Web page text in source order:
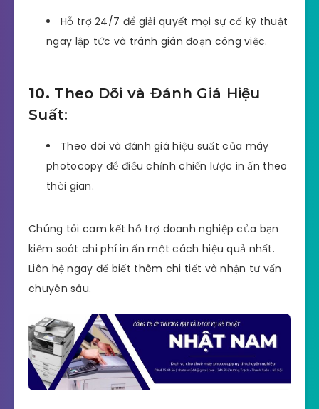
Hỗ trợ 24/7 để giải quyết mọi sự cố kỹ thuật
ngay lập tức và tránh gián đoạn công việc.
10. Theo Dõi và Đánh Giá Hiệu
Suất:
Theo dõi và đánh giá hiệu suất của máy
photocopy để điều chỉnh chiến lược in ấn theo
thời gian.
Chúng tôi cam kết hỗ trợ doanh nghiệp của bạn
kiểm soát chi phí in ấn một cách hiệu quả nhất.
Liên hệ ngay để biết thêm chi tiết và nhận tư vấn
chuyên sâu.